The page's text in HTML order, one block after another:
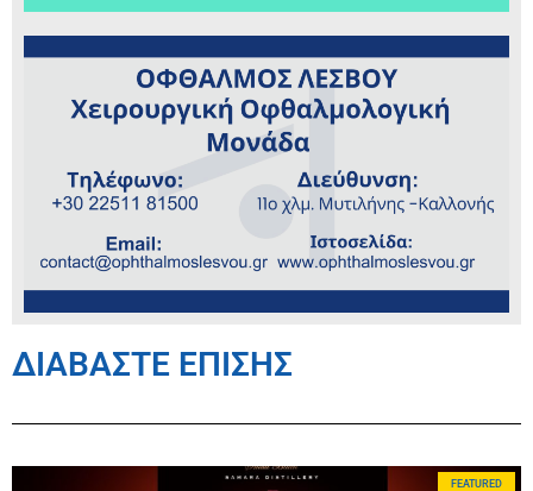
ΔΙΑΒΑΣΤΕ ΕΠΙΣΗΣ
FEATURED